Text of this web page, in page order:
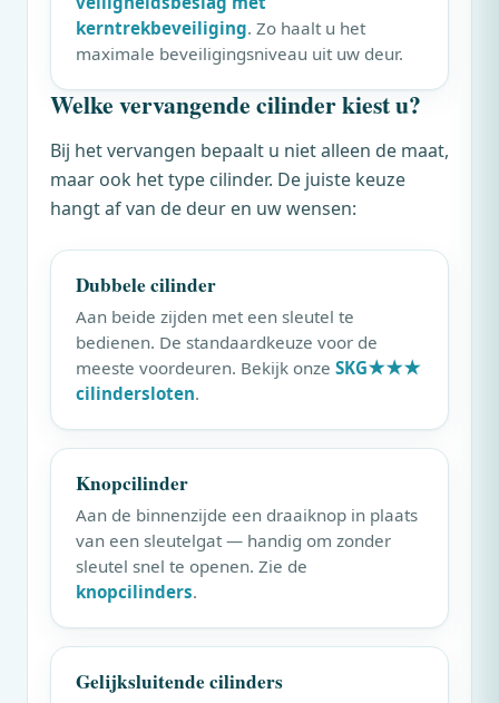
kerntrekbeveiliging. Zo haalt u het
maximale beveiligingsniveau uit uw deur.
Welke vervangende cilinder kiest u?
Bij het vervangen bepaalt u niet alleen de maat,
maar ook het type cilinder. De juiste keuze
hangt af van de deur en uw wensen:
Dubbele cilinder
Aan beide zijden met een sleutel te
bedienen. De standaardkeuze voor de
meeste voordeuren. Bekijk onze SKG★★★
cilindersloten.
Knopcilinder
Aan de binnenzijde een draaiknop in plaats
van een sleutelgat — handig om zonder
sleutel snel te openen. Zie de
knopcilinders.
Gelijksluitende cilinders